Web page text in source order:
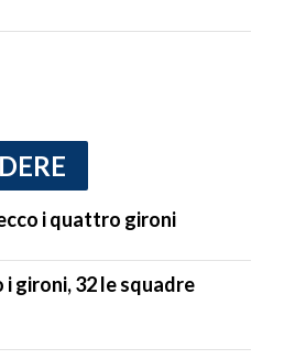
i quattro gironi
i gironi, 32 le squadre